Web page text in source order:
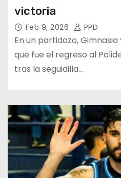
victoria
Feb 9, 2026 PPD
En un partidazo,
que fue el regreso al
tras la seguidilla…